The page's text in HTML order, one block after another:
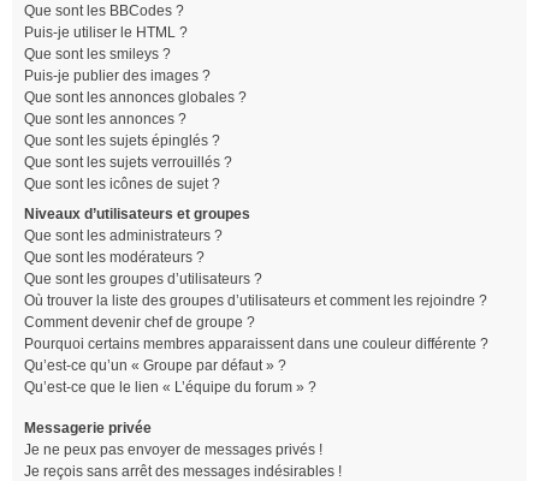
Que sont les BBCodes ?
Puis-je utiliser le HTML ?
Que sont les smileys ?
Puis-je publier des images ?
Que sont les annonces globales ?
Que sont les annonces ?
Que sont les sujets épinglés ?
Que sont les sujets verrouillés ?
Que sont les icônes de sujet ?
Niveaux d’utilisateurs et groupes
Que sont les administrateurs ?
Que sont les modérateurs ?
Que sont les groupes d’utilisateurs ?
Où trouver la liste des groupes d’utilisateurs et comment les rejoindre ?
Comment devenir chef de groupe ?
Pourquoi certains membres apparaissent dans une couleur différente ?
Qu’est-ce qu’un « Groupe par défaut » ?
Qu’est-ce que le lien « L’équipe du forum » ?
Messagerie privée
Je ne peux pas envoyer de messages privés !
Je reçois sans arrêt des messages indésirables !